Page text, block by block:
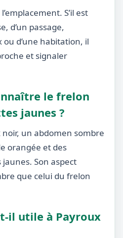
S’il est
d’un passage,
ou d’une habitation, il
et signaler
le frelon
jaunes ?
un abdomen sombre
orangée et des
Son aspect
que celui du frelon
il utile à Payroux